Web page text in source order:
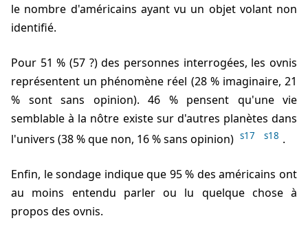
le nombre d'américains ayant vu un objet volant non
identifié.
Pour 51 % (57 ?) des personnes interrogées, les ovnis
représentent un phénomène réel (28 % imaginaire, 21
% sont sans opinion). 46 % pensent qu'une vie
semblable à la nôtre existe sur d'autres planètes dans
l'univers (38 % que non, 16 % sans opinion) s17 s18 .
Enfin, le sondage indique que 95 % des américains ont
au moins entendu parler ou lu quelque chose à
propos des ovnis.